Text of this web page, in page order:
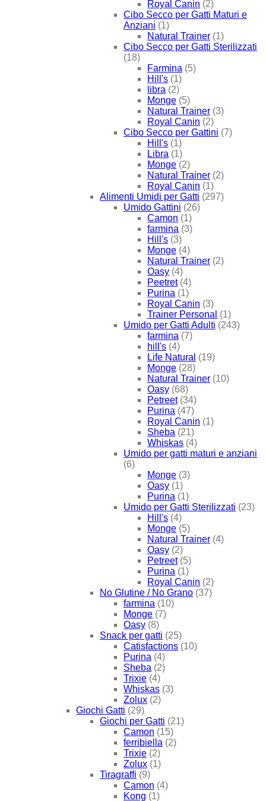
Royal Canin (2)
Cibo Secco per Gatti Maturi e
Anziani (1)
Natural Trainer (1)
Cibo Secco per Gatti Sterilizzati
(18)
Farmina (5)
Hill's (1)
libra (2)
Monge (5)
Natural Trainer (3)
Royal Canin (2)
Cibo Secco per Gattini (7)
Hill's (1)
Libra (1)
Monge (2)
Natural Trainer (2)
Royal Canin (1)
Alimenti Umidi per Gatti (297)
Umido Gattini (26)
Camon (1)
farmina (3)
Hill's (3)
Monge (4)
Natural Trainer (2)
Oasy (4)
Peetret (4)
Purina (1)
Royal Canin (3)
Trainer Personal (1)
Umido per Gatti Adulti (243)
farmina (7)
hill's (4)
Life Natural (19)
Monge (28)
Natural Trainer (10)
Oasy (68)
Petreet (34)
Purina (47)
Royal Canin (1)
Sheba (21)
Whiskas (4)
Umido per gatti maturi e anziani
(6)
Monge (3)
Oasy (1)
Purina (1)
Umido per Gatti Sterilizzati (23)
Hill's (4)
Monge (5)
Natural Trainer (4)
Oasy (2)
Petreet (5)
Purina (1)
Royal Canin (2)
No Glutine / No Grano (37)
farmina (10)
Monge (7)
Oasy (8)
Snack per gatti (25)
Catisfactions (10)
Purina (4)
Sheba (2)
Trixie (4)
Whiskas (3)
Zolux (2)
Giochi Gatti (29)
Giochi per Gatti (21)
Camon (15)
ferribiella (2)
Trixie (2)
Zolux (1)
Tiragraffi (9)
Camon (4)
Kong (1)